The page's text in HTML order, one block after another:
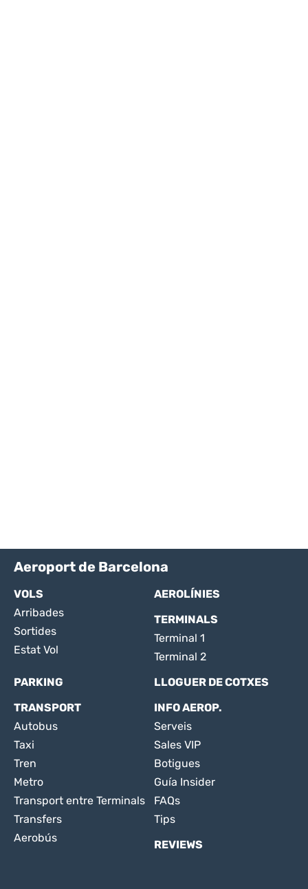
Aeroport de Barcelona
VOLS
Arribades
Sortides
Estat Vol
AEROLÍNIES
TERMINALS
Terminal 1
Terminal 2
PARKING
LLOGUER DE COTXES
TRANSPORT
Autobus
Taxi
Tren
Metro
Transport entre Terminals
Transfers
Aerobús
INFO AEROP.
Serveis
Sales VIP
Botigues
Guía Insider
FAQs
Tips
REVIEWS